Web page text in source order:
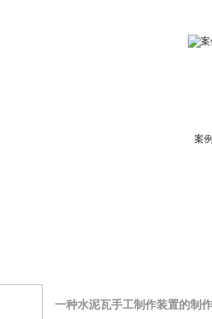
案
一种水泥瓦手工制作装置的制